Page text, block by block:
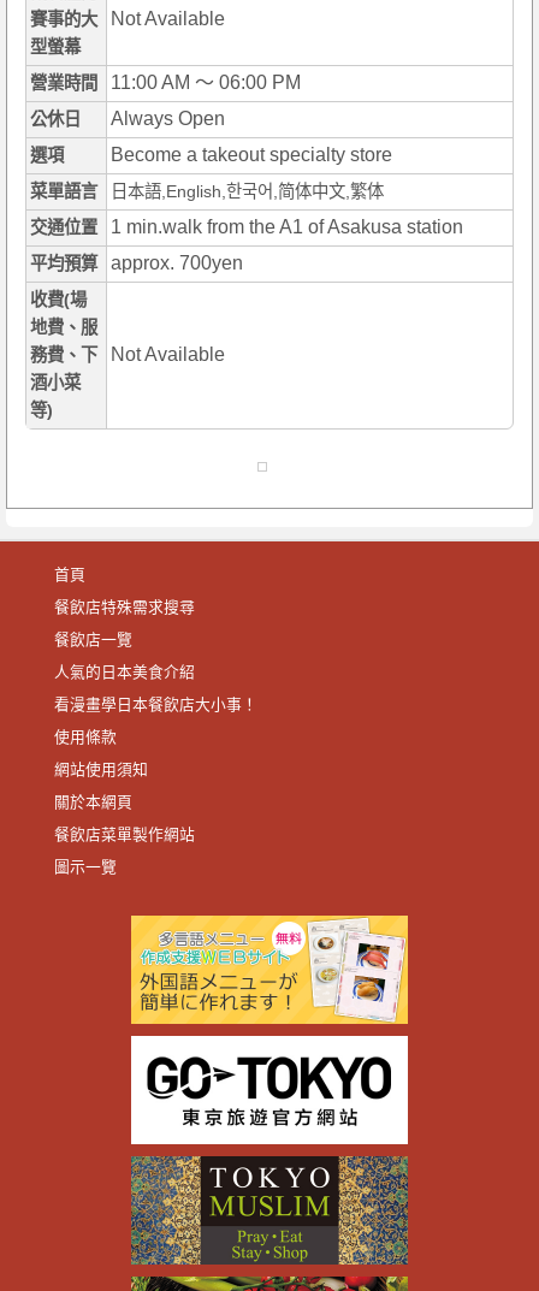
賽事的大
型螢幕
Not Available
營業時間 11:00 AM ～ 06:00 PM
公休日 Always Open
選項 Become a takeout specialty store
菜單語言
日本語,English,한국어,简体中文,繁体
交通位置
1 min.walk from the A1 of Asakusa station
平均預算 approx. 700yen
收費(場
地費、服
務費、下
酒小菜
等)
Not Available
首頁
餐飲店特殊需求搜尋
餐飲店一覽
人氣的日本美食介紹
看漫畫學日本餐飲店大小事！
使用條款
網站使用須知
關於本網頁
餐飲店菜單製作網站
圖示一覽